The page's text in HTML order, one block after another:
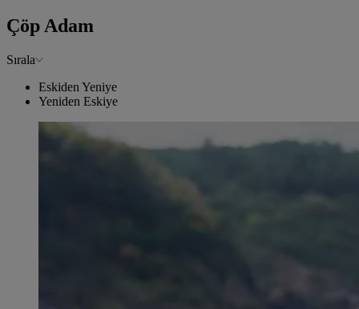
Çöp Adam
Sırala
Eskiden Yeniye
Yeniden Eskiye